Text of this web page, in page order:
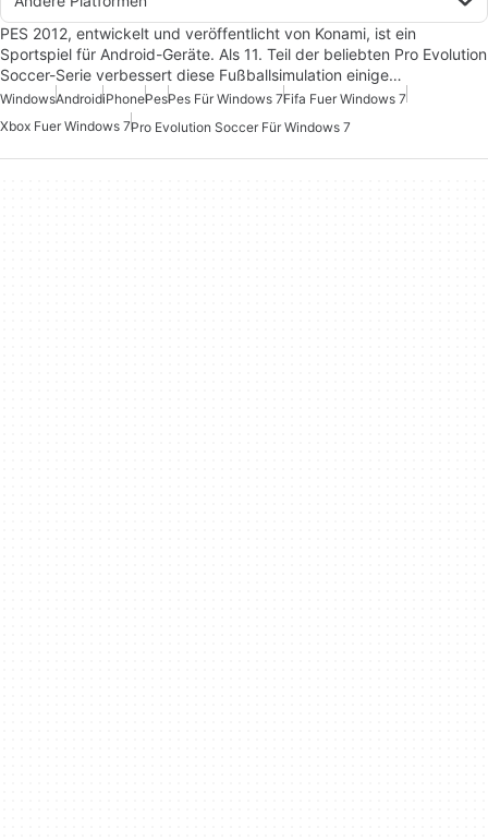
PES 2012, entwickelt und veröffentlicht von Konami, ist ein
Sportspiel für Android-Geräte. Als 11. Teil der beliebten Pro Evolution
Soccer-Serie verbessert diese Fußballsimulation einige…
WindowsAndroidiPhonePesPes Für Windows 7Fifa Fuer Windows 7
Xbox Fuer Windows 7Pro Evolution Soccer Für Windows 7